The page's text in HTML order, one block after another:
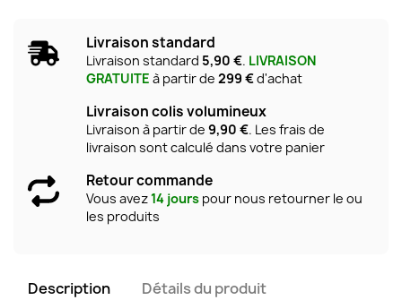
Livraison standard
Livraison standard 5,90 €. LIVRAISON
GRATUITE à partir de 299 €d'achat
Livraison colis volumineux
Livraison à partir de 9,90 €. Les frais de
livraison sont calculé dans votre panier
Retour commande
Vous avez14 jours pour nous retourner le ou
les produits
Description Détails du produit